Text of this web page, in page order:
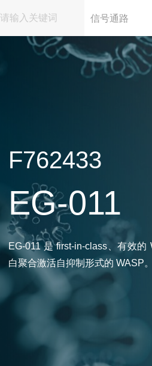
请输入关键词 信号通路
F762433
EG-011
EG-011 是 first-in-class、有效
白聚合激活自抑制形式的 WASP